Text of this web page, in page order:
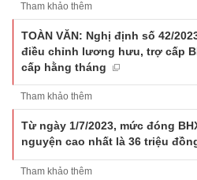
Tham khảo thêm
TOÀN VĂN: Nghị định số 42/
điều chỉnh lương hưu, trợ cấp
cấp hằng tháng
Tham khảo thêm
Từ ngày 1/7/2023, mức đóng
nguyện cao nhất là 36 triệu
Tham khảo thêm